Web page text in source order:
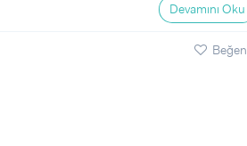
Devamını Oku
Beğen